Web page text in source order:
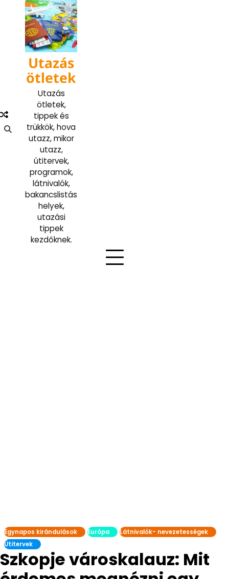
content
Utazás
ötletek
Utazás
ötletek,
tippek és
trükkök, hova
utazz, mikor
utazz,
útitervek,
programok,
látnivalók,
bakancslistás
helyek,
utazási
tippek
kezdőknek.
Egynapos kirándulások Európa
Látnivalók- nevezetességek
Útitervek
Szkopje városkalauz: Mit